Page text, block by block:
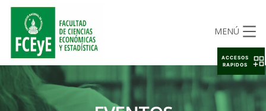
MENÚ
ACCESOS
RAPIDOS